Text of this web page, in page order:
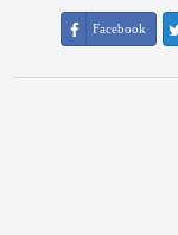
Facebook